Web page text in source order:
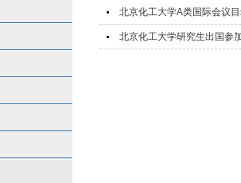
北京化工大学A类国际会议
北京化工大学研究生出国参